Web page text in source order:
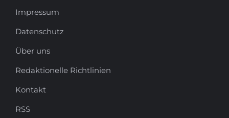
Impressum
Datenschutz
Über uns
Redaktionelle Richtlinien
Kontakt
RSS